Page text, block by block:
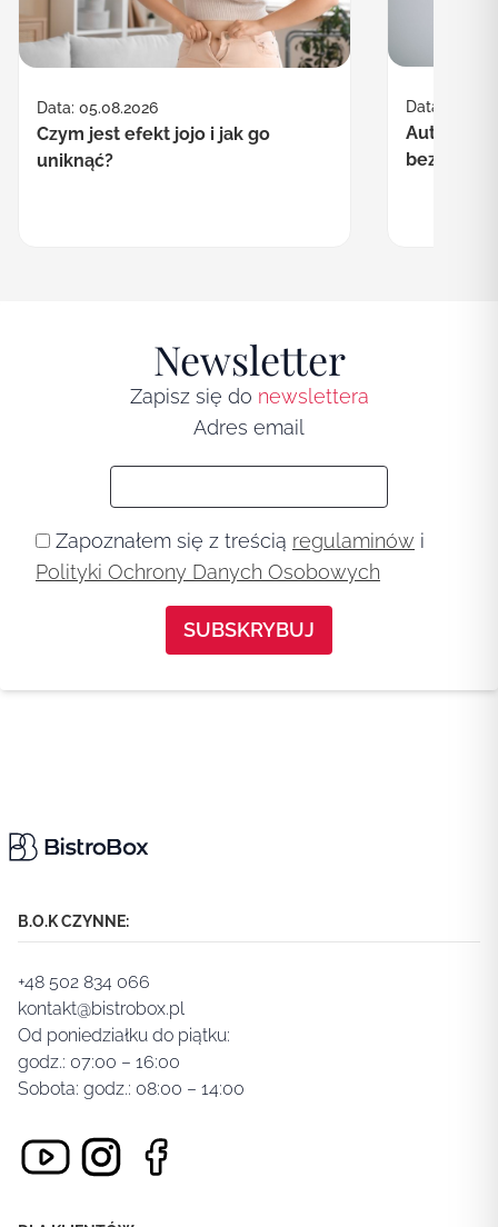
Data: 05.08.2026
Czym jest efekt jojo i jak go
uniknąć?
Data:
Autofagia
Newsletter
Zapisz się do newslettera
Adres email
Zapoznałem się z treścią regulaminów i
Polityki Ochrony Danych Osobowych
B.O.K CZYNNE:
+48 502 834 066
kontakt@bistrobox.pl
Od poniedziałku do piątku:
godz.: 07:00 – 16:00
Sobota: godz.: 08:00 – 14:00